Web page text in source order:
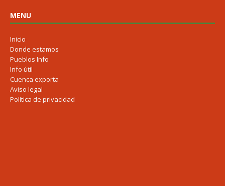
MENU
Inicio
Donde estamos
Pueblos Info
Info útil
Cuenca exporta
Aviso legal
Política de privacidad